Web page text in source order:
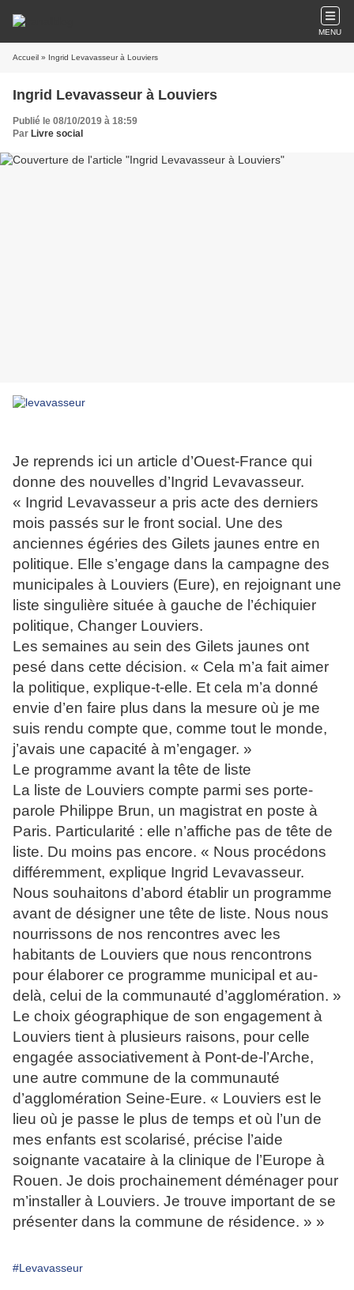
MENU
Accueil » Ingrid Levavasseur à Louviers
Ingrid Levavasseur à Louviers
Publié le 08/10/2019 à 18:59
Par Livre social
Je reprends ici un article d’Ouest-France qui
donne des nouvelles d’Ingrid Levavasseur.
« Ingrid Levavasseur a pris acte des derniers
mois passés sur le front social. Une des
anciennes égéries des Gilets jaunes entre en
politique. Elle s’engage dans la campagne des
municipales à Louviers (Eure), en rejoignant une
liste singulière située à gauche de l’échiquier
politique, Changer Louviers.
Les semaines au sein des Gilets jaunes ont
pesé dans cette décision. « Cela m’a fait aimer
la politique, explique-t-elle. Et cela m’a donné
envie d’en faire plus dans la mesure où je me
suis rendu compte que, comme tout le monde,
j’avais une capacité à m’engager. »
Le programme avant la tête de liste
La liste de Louviers compte parmi ses porte-
parole Philippe Brun, un magistrat en poste à
Paris. Particularité : elle n’affiche pas de tête de
liste. Du moins pas encore. « Nous procédons
différemment, explique Ingrid Levavasseur.
Nous souhaitons d’abord établir un programme
avant de désigner une tête de liste. Nous nous
nourrissons de nos rencontres avec les
habitants de Louviers que nous rencontrons
pour élaborer ce programme municipal et au-
delà, celui de la communauté d’agglomération. »
Le choix géographique de son engagement à
Louviers tient à plusieurs raisons, pour celle
engagée associativement à Pont-de-l’Arche,
une autre commune de la communauté
d’agglomération Seine-Eure. « Louviers est le
lieu où je passe le plus de temps et où l’un de
mes enfants est scolarisé, précise l’aide
soignante vacataire à la clinique de l’Europe à
Rouen. Je dois prochainement déménager pour
m’installer à Louviers. Je trouve important de se
présenter dans la commune de résidence. » »
#Levavasseur